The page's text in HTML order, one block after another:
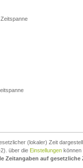
(lokaler) Zeit
über die Einstellungen können
Zeitangaben auf gesetzliche